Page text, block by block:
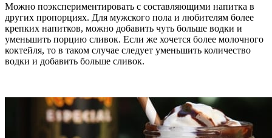
Можно поэкспериментировать с составляющими напитка в
других пропорциях. Для мужского пола и любителям более
крепких напитков, можно добавить чуть больше водки и
уменьшить порцию сливок. Если же хочется более молочного
коктейля, то в таком случае следует уменьшить количество
водки и добавить больше сливок.